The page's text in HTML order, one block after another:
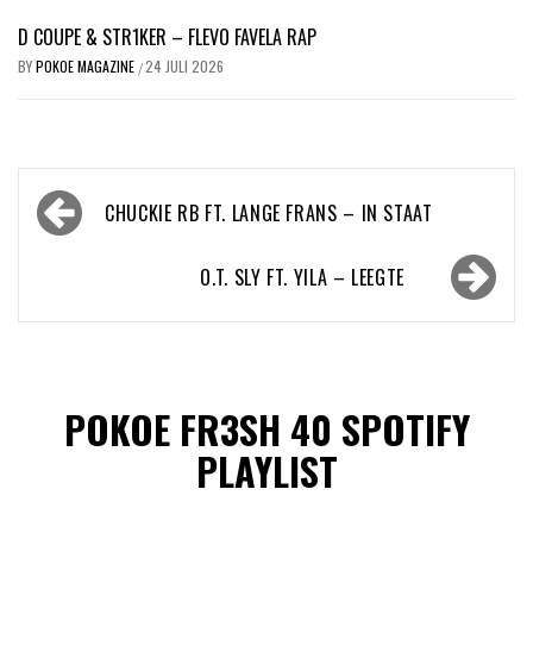
D COUPE & STR1KER – FLEVO FAVELA RAP
BYPOKOE MAGAZINE /24 JULI 2026
Bericht
navigatieCHUCKIE RB FT. LANGE FRANS – IN STAAT
O.T. SLY FT. YILA – LEEGTE
POKOE FR3SH 40 SPOTIFY
PLAYLIST